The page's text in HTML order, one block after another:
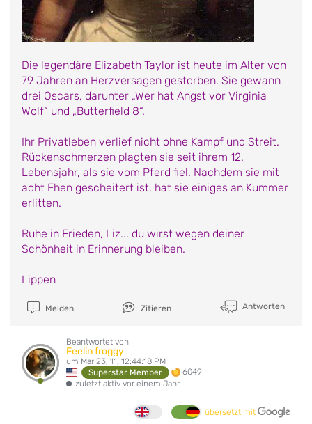
Die legendäre Elizabeth Taylor ist heute im Alter von
79 Jahren an Herzversagen gestorben. Sie gewann
drei Oscars, darunter „Wer hat Angst vor Virginia
Wolf“ und „Butterfield 8“.
Ihr Privatleben verlief nicht ohne Kampf und Streit.
Rückenschmerzen plagten sie seit ihrem 12.
Lebensjahr, als sie vom Pferd fiel. Nachdem sie mit
acht Ehen gescheitert ist, hat sie einiges an Kummer
erlitten.
Ruhe in Frieden, Liz... du wirst wegen deiner
Schönheit in Erinnerung bleiben.
Lippen
Melden Zitieren Antworten
Beantwortet von
Feelin froggy
um Mar 23, 11, 12:44:18 PM
Superstar Member
6049
zuletzt aktiv vor einem Jahr
übersetzt mit